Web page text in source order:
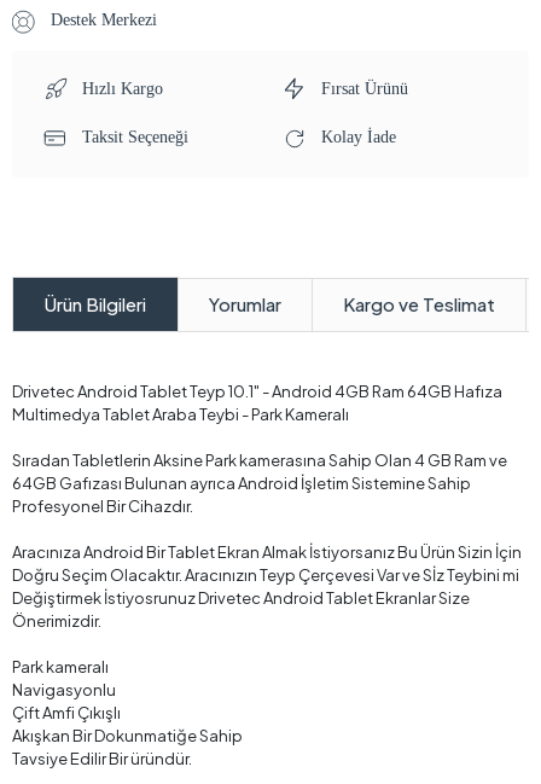
Destek Merkezi
Hızlı Kargo Fırsat Ürünü
Taksit Seçeneği Kolay İade
Ürün Bilgileri Yorumlar Kargo ve Teslimat
Drivetec Android Tablet Teyp 10.1" - Android 4GB Ram 64GB Hafıza
Multimedya Tablet Araba Teybi - Park Kameralı
Sıradan Tabletlerin Aksine Park kamerasına Sahip Olan 4 GB Ram ve
64GB Gafızası Bulunan ayrıca Android İşletim Sistemine Sahip
Profesyonel Bir Cihazdır.
Aracınıza Android Bir Tablet Ekran Almak İstiyorsanız Bu Ürün Sizin İçin
Doğru Seçim Olacaktır. Aracınızın Teyp Çerçevesi Var ve Sİz Teybini mi
Değiştirmek İstiyosrunuz Drivetec Android Tablet Ekranlar Size
Önerimizdir.
Park kameralı
Navigasyonlu
Çift Amfi Çıkışlı
Akışkan Bir Dokunmatiğe Sahip
Tavsiye Edilir Bir üründür.